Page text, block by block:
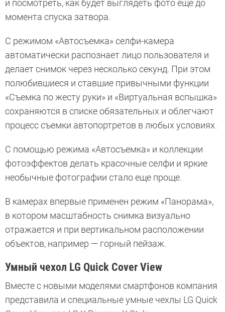
и посмотреть, как будет выглядеть фото еще до
момента спуска затвора.
С режимом «Автосъемка» селфи-камера
автоматически распознает лицо пользователя и
делает снимок через несколько секунд. При этом
полюбившиеся и ставшие привычными функции
«Съемка по жесту руки» и «Виртуальная вспышка»
сохраняются в списке обязательных и облегчают
процесс съемки автопортретов в любых условиях.
С помощью режима «Автосъемка» и коллекции
фотоэффектов делать красочные селфи и яркие
необычные фотографии стало еще проще.
В камерах впервые применен режим «Панорама»,
в котором масштабность снимка визуально
отражается и при вертикальном расположении
объектов, например — горный пейзаж.
Умный чехол LG Quick Cover View
Вместе с новыми моделями смартфонов компания
представила и специальные умные чехлы LG Quick